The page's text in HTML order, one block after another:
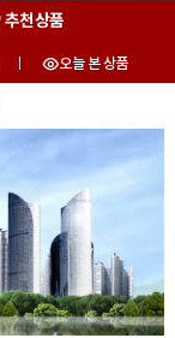
추천상품
오늘 본 상품